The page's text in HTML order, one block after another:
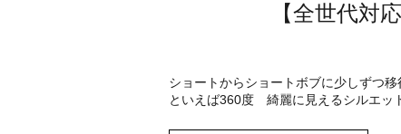
【全世代対
ショートからショートボブに少しずつ
といえば360度 綺麗に見えるシルエッ